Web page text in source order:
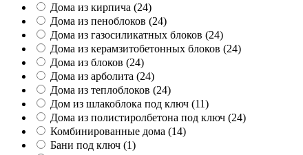
Дома из кирпича (24)
Дома из пеноблоков (24)
Дома из газосиликатных блоков (24)
Дома из керамзитобетонных блоков (24)
Дома из блоков (24)
Дома из арболита (24)
Дома из теплоблоков (24)
Дом из шлакоблока под ключ (11)
Дома из полистиролбетона под ключ (24)
Комбинированные дома (14)
Бани под ключ (1)